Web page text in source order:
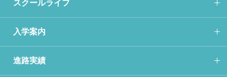
スクールライフ
入学案内
進路実績